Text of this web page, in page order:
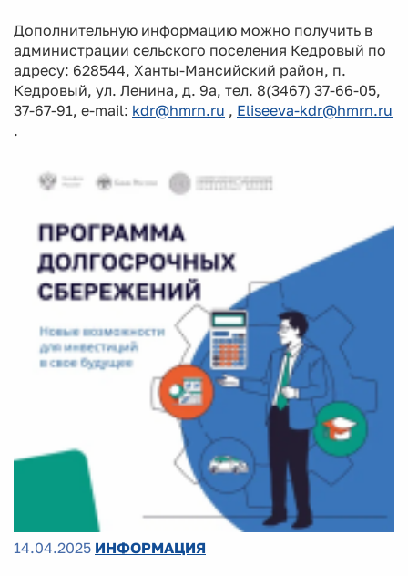
Дополнительную информацию можно получить в
администрации сельского поселения Кедровый по
адресу: 628544, Ханты-Мансийский район, п.
Кедровый, ул. Ленина, д. 9а, тел. 8(3467) 37-66-05,
37-67-91, e-mail: kdr@hmrn.ru , Eliseeva-kdr@hmrn.ru
.
14.04.2025 ИНФОРМАЦИЯ